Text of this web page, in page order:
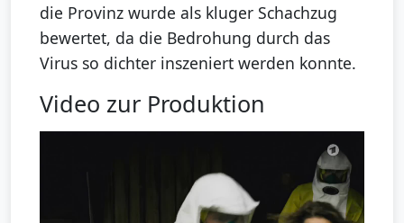
die Provinz wurde als kluger Schachzug
bewertet, da die Bedrohung durch das
Virus so dichter inszeniert werden konnte.
Video zur Produktion